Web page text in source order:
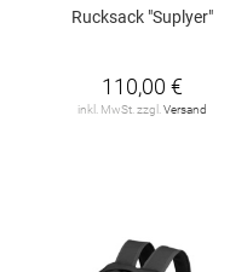
Rucksack "Suplyer"
110,00 €
inkl. MwSt. zzgl. Versand